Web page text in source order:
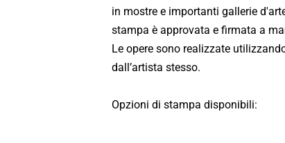
in mostre e importanti gallerie
stampa è approvata e firmata a
Le opere sono realizzate
dall’artista stesso.
Opzioni di stampa disponibili: